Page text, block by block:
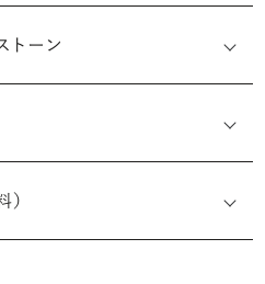
トーン
ベット6文字まで刻印可能
前だけでなく購入後の刻印も、
印は、無料にて承ります（デザ